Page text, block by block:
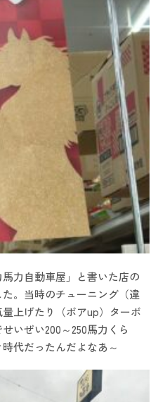
力自動車屋」と書いた店の
。当時のチューニング（違
上げたり（ボアup）ターボ
いぜい200～250馬力くら
代だったんだよなあ～